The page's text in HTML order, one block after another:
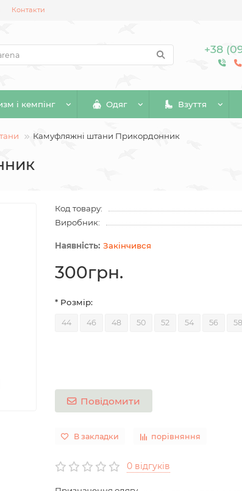
Контакти
+38
і кемпінг Одяг Взуття
Камуфляжні штани Прикордонник
Код товару:
Виробник:
Закінчився
300грн.
* Розмір:
44 46 48 50 52 54 56 58
Повідомити
В закладки порівняння
0 відгуків